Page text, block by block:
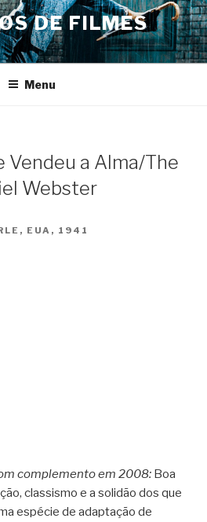
DE FILMES
Menu
Vendeu a Alma/The
Webster
EUA, 1941
stars
complemento em 2008: Boa
classismo e a solidão dos que
espécie de adaptação de